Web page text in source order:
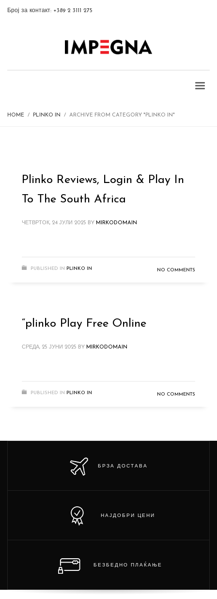
Број за контакт: +389 2 3111 275
HOME PLINKO IN ARCHIVE FROM CATEGORY "PLINKO IN"
Plinko Reviews, Login & Play In
To The South Africa
ЧЕТВРТОК, 24 ЈУЛИ 2025 BY MIRKODOMAIN
PUBLISHED IN PLINKO IN NO COMMENTS
“plinko Play Free Online
СРЕДА, 25 ЈУНИ 2025 BY MIRKODOMAIN
PUBLISHED IN PLINKO IN NO COMMENTS
БРЗА ДОСТАВА
НАЈДОБРИ ЦЕНИ
БЕЗБЕДНО ПЛАЌАЊЕ